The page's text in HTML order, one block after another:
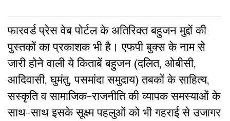
फारवर्ड प्रेस वेब पोर्टल के अतिरिक्‍त बहुजन मुद्दों की
पुस्‍तकों का प्रकाशक भी है। एफपी बुक्‍स के नाम से
जारी होने वाली ये किताबें बहुजन (दलित, ओबीसी,
आदिवासी, घुमंतु, पसमांदा समुदाय) तबकों के साहित्‍य,
सस्‍क‍ृति व सामाजिक-राजनीति की व्‍यापक समस्‍याओं के
साथ-साथ इसके सूक्ष्म पहलुओं को भी गहराई से उजागर